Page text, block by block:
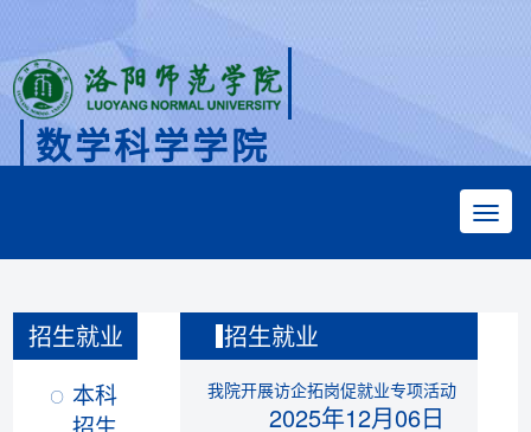
数学科学学院
招生就业
本科
招生
招生就业
我院开展访企拓岗促就业专项活动
2025年12月06日